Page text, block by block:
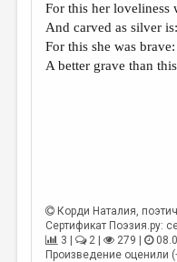
ТРЕДИАКОВСКИЙ
МЕДИА
ВКОНТАКТЕ
For this her loveliness
And carved as silver is:
For this she was
A better grave than
Корди Наталия,
Сертификат Поэзия.ру:
3 |
2 | 279 |
Произведение оценили